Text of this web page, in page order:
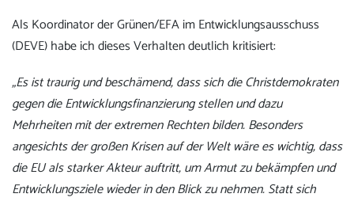
Als Koordinator der Grünen/EFA im Entwicklungsausschuss
(DEVE) habe ich dieses Verhalten deutlich kritisiert:
„Es ist traurig und beschämend, dass sich die Christdemokraten
gegen die Entwicklungsfinanzierung stellen und dazu
Mehrheiten mit der extremen Rechten bilden. Besonders
angesichts der großen Krisen auf der Welt wäre es wichtig, dass
die EU als starker Akteur auftritt, um Armut zu bekämpfen und
Entwicklungsziele wieder in den Blick zu nehmen. Statt sich